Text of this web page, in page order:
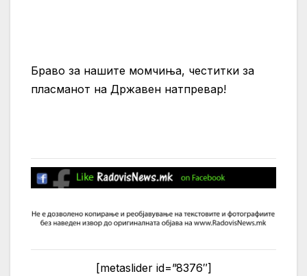
Браво за нашите момчиња, честитки за
пласманот на Државен натпревар!
[metaslider id=”8376″]